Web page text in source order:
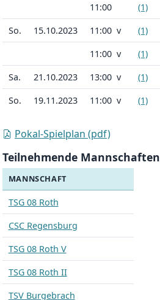
11:00
(1)
So.
15.10.2023 11:00 v (1)
11:00 v
(1)
Sa.
21.10.2023 13:00 v (1)
So.
19.11.2023 11:00 v (1)
Pokal-Spielplan (pdf)
Teilnehmende Mannschaften
MANNSCHAFT
TSG 08 Roth
CSC Regensburg
TSG 08 Roth V
TSG 08 Roth II
TSV Burgebrach